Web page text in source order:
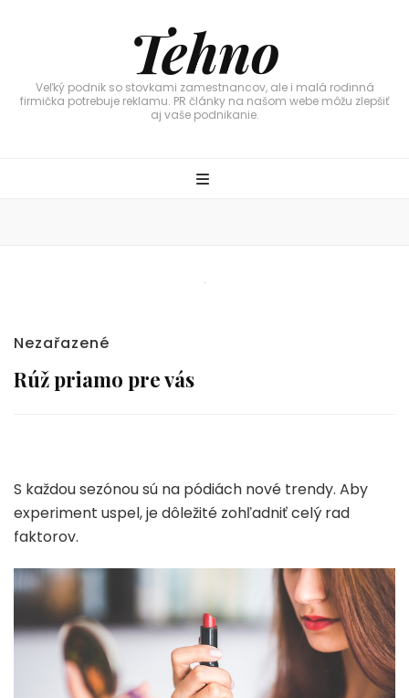
Tehno
Veľký podnik so stovkami zamestnancov, ale i malá rodinná
firmička potrebuje reklamu. PR články na našom webe môžu zlepšiť
aj vaše podnikanie.
Nezařazené
Rúž priamo pre vás
S každou sezónou sú na pódiách nové trendy. Aby
experiment uspel, je dôležité zohľadniť celý rad
faktorov.